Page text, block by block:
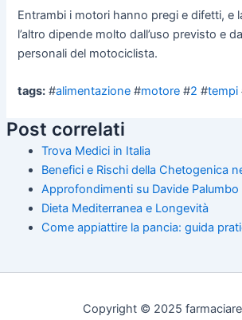
Entrambi i motori hanno pregi e difetti, e
l’altro dipende molto dall’uso previsto e
personali del motociclista.
tags: #alimentazione #motore #2 #tempi
Post correlati
Trova Medici in Italia
Benefici e Rischi della Chetogenica
Approfondimenti su Davide Palumbo
Dieta Mediterranea e Longevità
Come appiattire la pancia: guida
Copyright © 2025